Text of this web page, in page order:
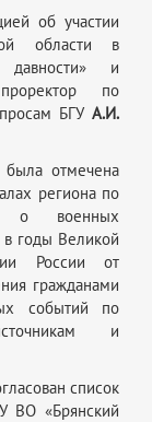
об участии
области в
давности» и
по
БГУ А.И.
была отмечена
региона по
о военных
в годы Великой
России от
гражданами
событий по
и
список
ВО «Брянский